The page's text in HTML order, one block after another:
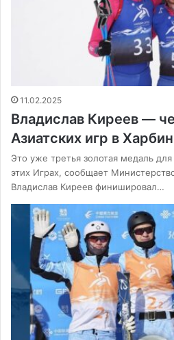
11.02.2025
Владислав Киреев —
Азиатских игр в
Это уже третья золотая медаль
этих Играх, сообщает
Владислав Киреев финишировал…